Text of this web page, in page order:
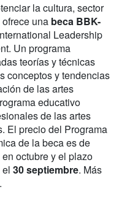
la cultura, sector
una beca BBK-
Leadership
Un programa
teorías y técnicas
conceptos y tendencias
de las artes
educativo
de las artes
El precio del Programa
de la beca es de
octubre y el plazo
30 septiembre. Más
.